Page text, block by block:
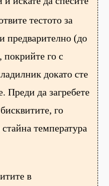
тестото за
предварително (до
го с
докато сте
Преди да загребете
го
температура
в